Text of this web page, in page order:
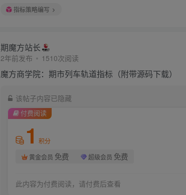
指标策略编写
期魔方站长
2年前发布 1510次阅读
魔方商学院：期市列车轨道指标（附带源码下载）
该帖子内容已隐藏
付费阅读
1 积分
黄金会员 免费 超级会员 免费
此内容为付费阅读，请付费后查看